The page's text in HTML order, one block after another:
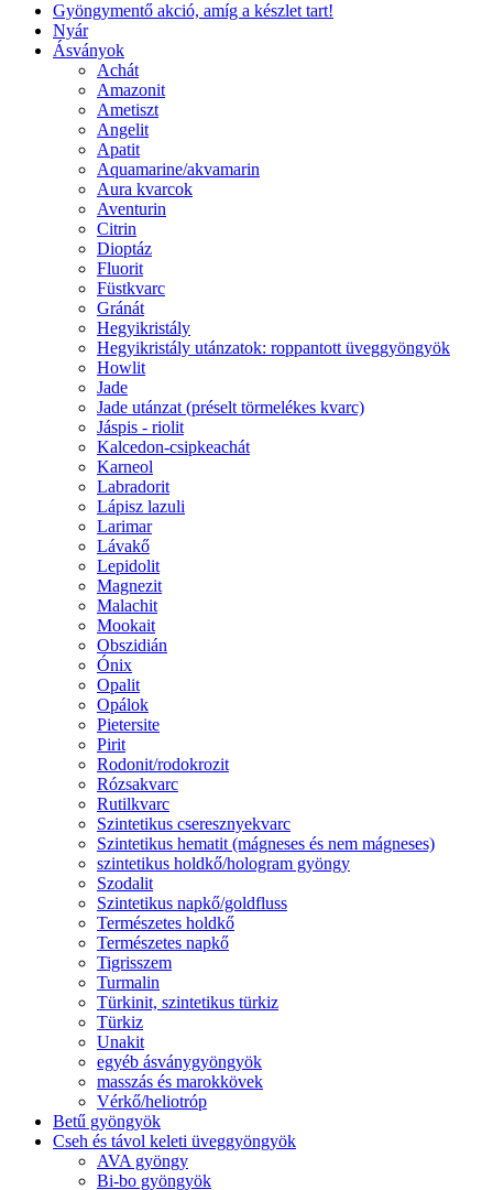
Gyöngymentő akció, amíg a készlet tart!
Nyár
Ásványok
Achát
Amazonit
Ametiszt
Angelit
Apatit
Aquamarine/akvamarin
Aura kvarcok
Aventurin
Citrin
Dioptáz
Fluorit
Füstkvarc
Gránát
Hegyikristály
Hegyikristály utánzatok: roppantott üveggyöngyök
Howlit
Jade
Jade utánzat (préselt törmelékes kvarc)
Jáspis - riolit
Kalcedon-csipkeachát
Karneol
Labradorit
Lápisz lazuli
Larimar
Lávakő
Lepidolit
Magnezit
Malachit
Mookait
Obszidián
Ónix
Opalit
Opálok
Pietersite
Pirit
Rodonit/rodokrozit
Rózsakvarc
Rutilkvarc
Szintetikus cseresznyekvarc
Szintetikus hematit (mágneses és nem mágneses)
szintetikus holdkő/hologram gyöngy
Szodalit
Szintetikus napkő/goldfluss
Természetes holdkő
Természetes napkő
Tigrisszem
Turmalin
Türkinit, szintetikus türkiz
Türkiz
Unakit
egyéb ásványgyöngyök
masszás és marokkövek
Vérkő/heliotróp
Betű gyöngyök
Cseh és távol keleti üveggyöngyök
AVA gyöngy
Bi-bo gyöngyök